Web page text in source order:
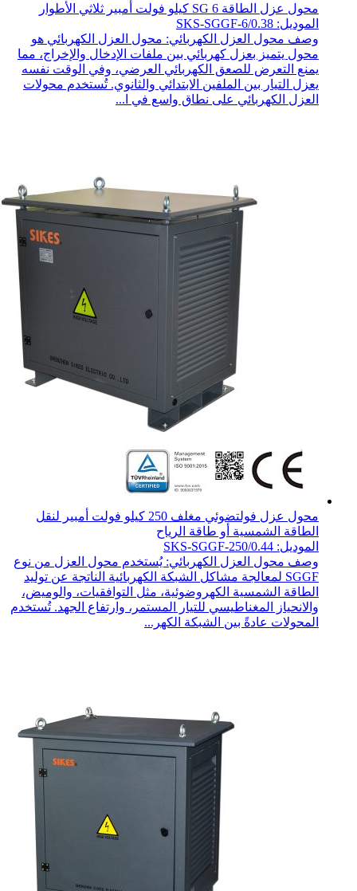
محول عزل الطاقة SG 6 كيلو فولت أمبير ثلاثي الأطوار
الموديل: SKS-SGGF-6/0.38
وصف محول العزل الكهربائي: محول العزل الكهربائي هو
محول يتميز بعزل كهربائي بين ملفات الإدخال والإخراج، مما
يمنع التعرض للصعق الكهربائي العرضي، وفي الوقت نفسه
يعزل التيار بين الملفين الابتدائي والثانوي. تُستخدم محولات
العزل الكهربائي على نطاق واسع في ا...
محول عزل فولتضوئي مغلف 250 كيلو فولت أمبير لنقل
الطاقة الشمسية أو طاقة الرياح
الموديل: SKS-SGGF-250/0.44
وصف محول العزل الكهربائي: يُستخدم محول العزل من نوع
SGGF لمعالجة مشاكل الشبكة الكهربائية الناتجة عن توليد
الطاقة الشمسية الكهروضوئية، مثل التوافقيات، والوميض،
والانحياز المغناطيسي للتيار المستمر، وارتفاع الجهد. تُستخدم
المحولات عادةً بين الشبكة الكهر...